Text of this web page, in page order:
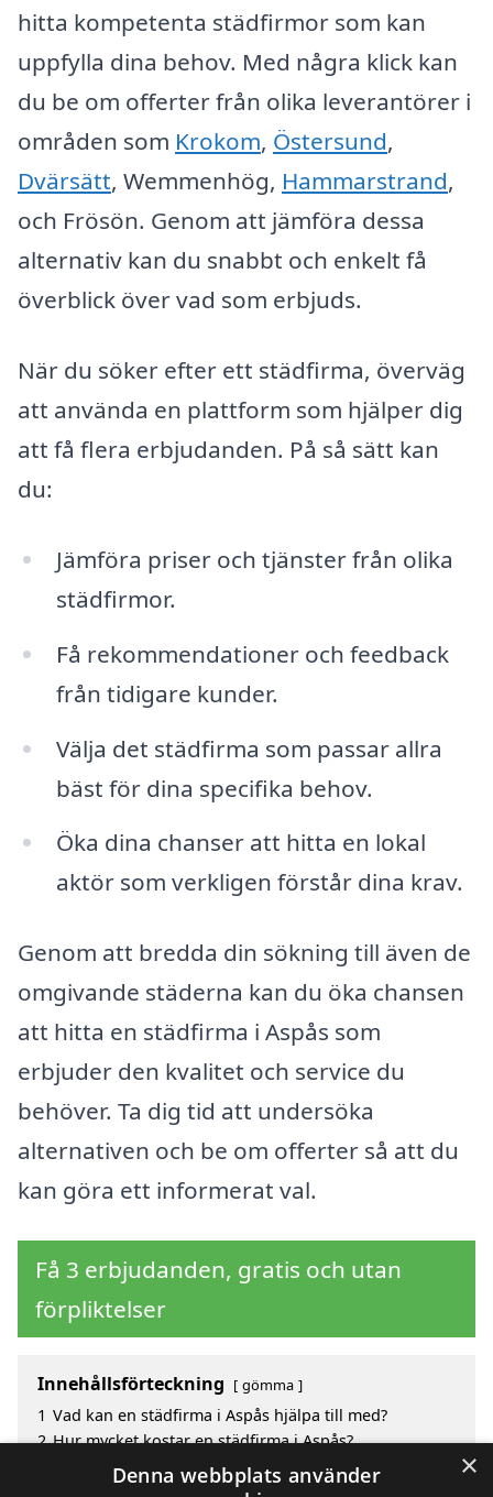
hitta kompetenta städfirmor som kan
uppfylla dina behov. Med några klick kan
du be om offerter från olika leverantörer i
områden som Krokom, Östersund,
Dvärsätt, Wemmenhög, Hammarstrand,
och Frösön. Genom att jämföra dessa
alternativ kan du snabbt och enkelt få
överblick över vad som erbjuds.
När du söker efter ett städfirma, överväg
att använda en plattform som hjälper dig
att få flera erbjudanden. På så sätt kan
du:
Jämföra priser och tjänster från olika
städfirmor.
Få rekommendationer och feedback
från tidigare kunder.
Välja det städfirma som passar allra
bäst för dina specifika behov.
Öka dina chanser att hitta en lokal
aktör som verkligen förstår dina krav.
Genom att bredda din sökning till även de
omgivande städerna kan du öka chansen
att hitta en städfirma i Aspås som
erbjuder den kvalitet och service du
behöver. Ta dig tid att undersöka
alternativen och be om offerter så att du
kan göra ett informerat val.
Få 3 erbjudanden, gratis och utan
förpliktelser
Innehållsförteckning gömma
1 Vad kan en städfirma i Aspås hjälpa till med?
2 Hur mycket kostar en städfirma i Aspås?
Fördelar med att välja städfirma i Aspås
Sök efter ett skickligt städfirma i de omgivande
×
Denna webbplats använder